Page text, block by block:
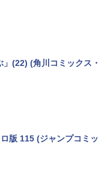
す〜the letter from Bo
共通特典イラスト
ホワイト
5 ミッドナイトブ
Flo Milli, ATL Jacob
ver.)
ベルレス 500ml ×24本
ジウム含有 水 ミネラル
ベルレス 2L×9本
(22) (角川コミックス・
版 115 (ジャンプコミッ